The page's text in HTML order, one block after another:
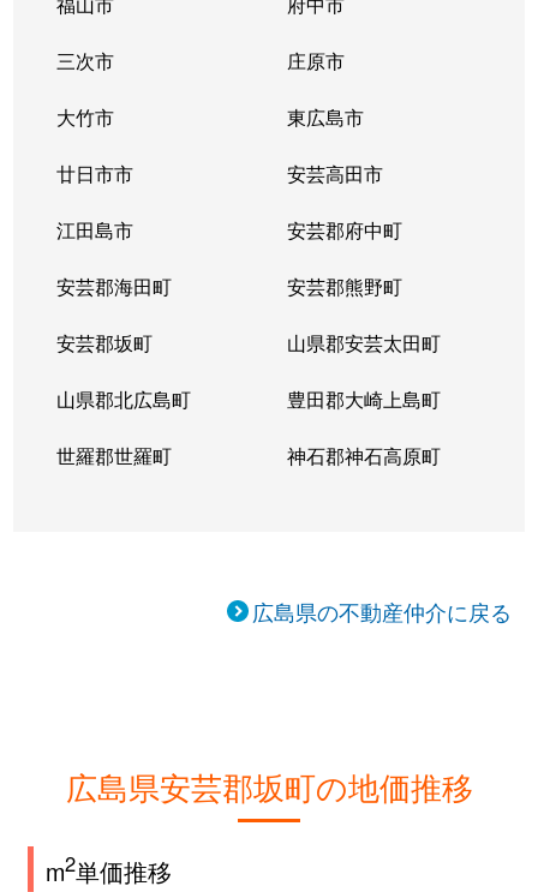
三次市 庄原市
大竹市 東広島市
廿日市市 安芸高田市
江田島市 安芸郡府中町
安芸郡海田町 安芸郡熊野町
安芸郡坂町 山県郡安芸太田町
山県郡北広島町 豊田郡大崎上島町
世羅郡世羅町 神石郡神石高原町
広島県の不動産仲介に戻る
広島県安芸郡坂町の地価推移
m2単価推移